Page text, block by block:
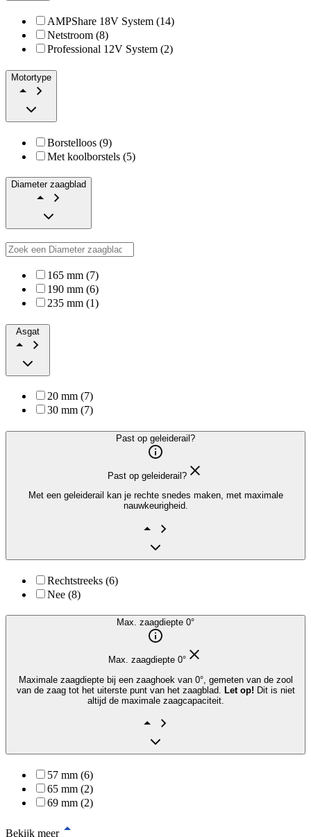
AMPShare 18V System (14)
Netstroom (8)
Professional 12V System (2)
Motortype
Borstelloos (9)
Met koolborstels (5)
Diameter zaagblad
165 mm (7)
190 mm (6)
235 mm (1)
Asgat
20 mm (7)
30 mm (7)
Past op geleiderail?
Past op geleiderail?
Met een geleiderail kan je rechte snedes maken, met maximale
nauwkeurigheid.
Rechtstreeks (6)
Nee (8)
Max. zaagdiepte 0°
Max. zaagdiepte 0°
Maximale zaagdiepte bij een zaaghoek van 0°, gemeten van de zool
van de zaag tot het uiterste punt van het zaagblad. Let op! Dit is niet
altijd de maximale zaagcapaciteit.
57 mm (6)
65 mm (2)
69 mm (2)
Bekijk meer